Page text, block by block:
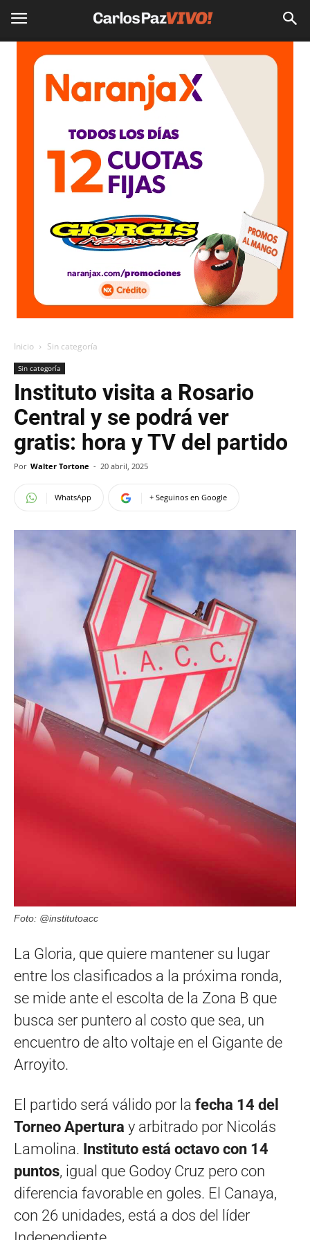
Inicio Sin categoría
Sin categoría
Instituto visita a Rosario
Central y se podrá ver
gratis: hora y TV del partido
Por Walter Tortone - 20 abril, 2025
WhatsApp + Seguinos en Google
Foto: @institutoacc
La Gloria, que quiere mantener su lugar
entre los clasificados a la próxima ronda,
se mide ante el escolta de la Zona B que
busca ser puntero al costo que sea, un
encuentro de alto voltaje en el Gigante de
Arroyito.
El partido será válido por la fecha 14 del
Torneo Apertura y arbitrado por Nicolás
Lamolina. Instituto está octavo con 14
puntos, igual que Godoy Cruz pero con
diferencia favorable en goles. El Canaya,
con 26 unidades, está a dos del líder